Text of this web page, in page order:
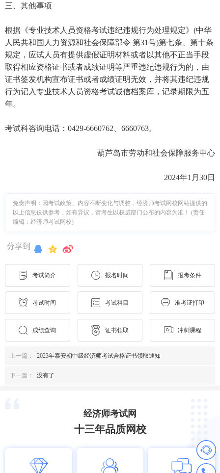
三、其他事项
根据《专业技术人员资格考试违纪违规行为处理规定》(中华
人民共和国人力资源和社会保障部令 第31号)第七条、第十条
规定，应试人员有提供虚假证明材料或者以其他不正当手段
取得相应资格证书或者成绩证明等严重违纪违规行为的，由
证书签发机构宣布证书或者成绩证明无效，并将其违纪违规
行为记入专业技术人员资格考试诚信档案库，记录期限为五
年。
考试科咨询电话：0429-6660762、6660763。
葫芦岛市劳动和社会保障服务中心
2024年1月30日
免责声明：因考试政策、内容不断变化与调整，经济师考试网校网站提供的
以上信息仅供参考，如有异议，请考生以权威部门公布的内容为准！ (责任
编辑：经济师考试网校)
分享到
考试简介 报名时间 报考条件
考试时间 考试科目 准考证打印
成绩查询 证书领取 冲刺课程
上一篇： 2023年泰安初中级经济师考试合格证书领取通知
下一篇： 没有了
经济师考试网
十三年品质网校